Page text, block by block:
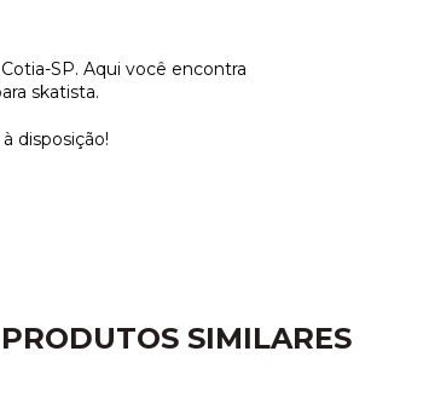
SP. Aqui você encontra
skatista.
disposição!
PRODUTOS SIMILARES